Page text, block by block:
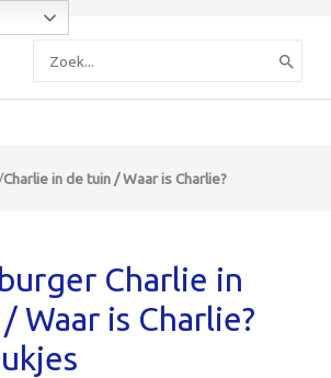
naar:
/Charlie in de tuin / Waar is Charlie?
Charlie in
Waar is Charlie?